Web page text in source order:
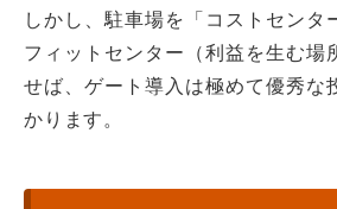
しかし、駐車場を「コストセンタ
フィットセンター（利益を生む場
せば、ゲート導入は極めて優秀な
かります。